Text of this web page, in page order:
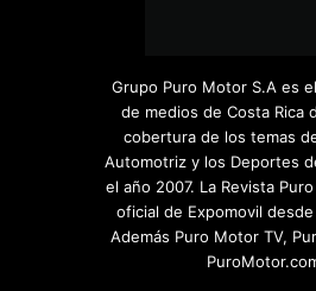
Grupo Puro Motor S.A es
de medios de Costa Rica
cobertura de los temas
Automotriz y los Deportes
el año 2007. La Revista
oficial de Expomovil
Además Puro Motor TV,